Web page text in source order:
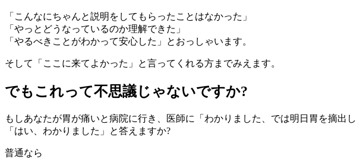
「こんなにちゃんと説明をしてもらったことはなかった」
「やっとどうなっているのか理解できた」
「やるべきことがわかって安心した」とおっしゃいます。
そして「ここに来てよかった」と言ってくれる方までみえます。
でもこれって不思議じゃないですか?
もしあなたが胃が痛いと病院に行き、医師に「わかりました、では明日胃を摘出
「はい、わかりました」と答えますか?
普通なら